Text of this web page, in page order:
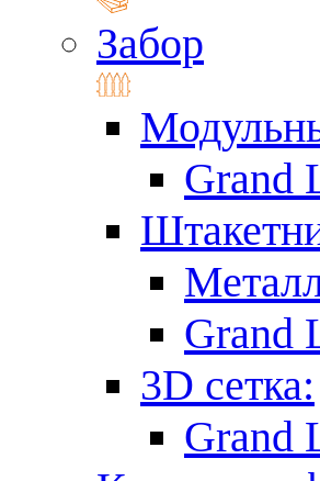
Забор
Grand
Grand
3D сетка:
Grand